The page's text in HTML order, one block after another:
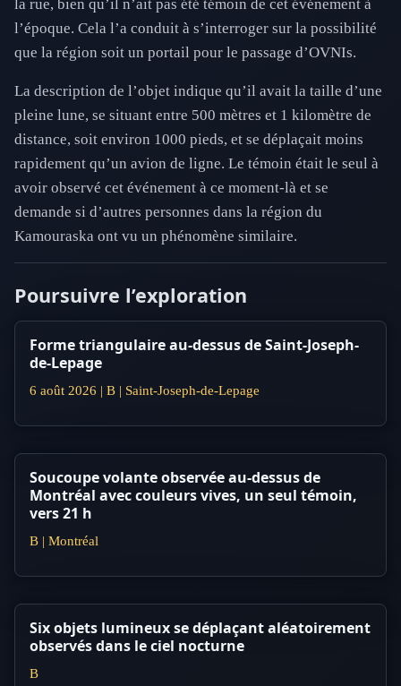
la rue, bien qu’il n’ait pas été témoin de cet événement à
l’époque. Cela l’a conduit à s’interroger sur la possibilité
que la région soit un portail pour le passage d’OVNIs.
La description de l’objet indique qu’il avait la taille d’une
pleine lune, se situant entre 500 mètres et 1 kilomètre de
distance, soit environ 1000 pieds, et se déplaçait moins
rapidement qu’un avion de ligne. Le témoin était le seul à
avoir observé cet événement à ce moment-là et se
demande si d’autres personnes dans la région du
Kamouraska ont vu un phénomène similaire.
Poursuivre l’exploration
Forme triangulaire au-dessus de Saint-Joseph-
de-Lepage
6 août 2026 | B | Saint-Joseph-de-Lepage
Soucoupe volante observée au-dessus de
Montréal avec couleurs vives, un seul témoin,
vers 21 h
B | Montréal
Six objets lumineux se déplaçant aléatoirement
observés dans le ciel nocturne
B